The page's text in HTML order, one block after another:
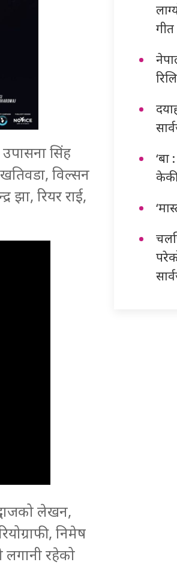
सिंह
विल्सन
झा, रियर राई,
लेखन,
निमेष
लगानी रहेको
गीत
‘बा